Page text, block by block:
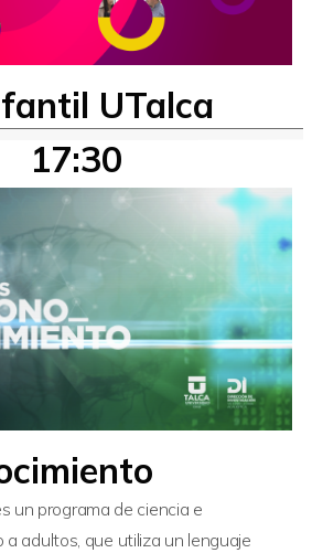
UTalca
17:30
un programa de ciencia e
a adultos, que utiliza un lenguaje